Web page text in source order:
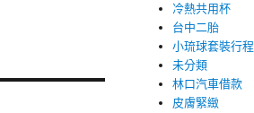
冷熱共用杯
台中二胎
小琉球套裝行程
未分類
林口汽車借款
皮膚緊緻